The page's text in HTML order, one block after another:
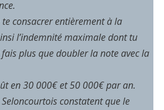
consacrer entièrement à la
l’indemnité maximale dont tu
plus que doubler la note avec la
en 30 000€ et 50 000€ par an.
constatent que le